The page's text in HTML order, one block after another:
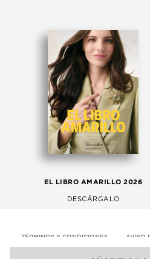
EL LIBRO AMARILLO 2026
DESCÁRGALO
TÉRMINOS Y CONDICIONES AVISO